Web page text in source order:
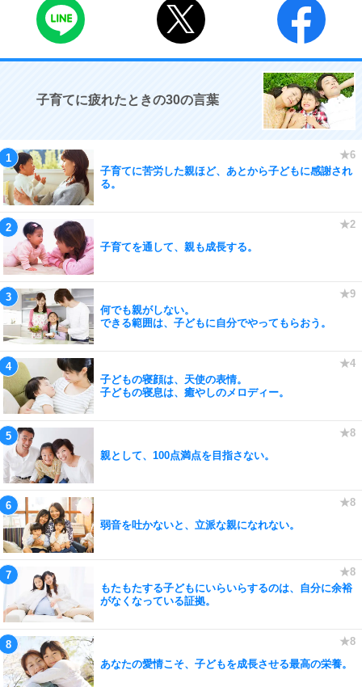
子育てに疲れたときの30の言葉
子育てに苦労した親ほど、あとから子どもに感謝され
る。
子育てを通して、親も成長する。
何でも親がしない。
できる範囲は、子どもに自分でやってもらおう。
子どもの寝顔は、天使の表情。
子どもの寝息は、癒やしのメロディー。
親として、100点満点を目指さない。
弱音を吐かないと、立派な親になれない。
もたもたする子どもにいらいらするのは、自分に余裕
がなくなっている証拠。
あなたの愛情こそ、子どもを成長させる最高の栄養。